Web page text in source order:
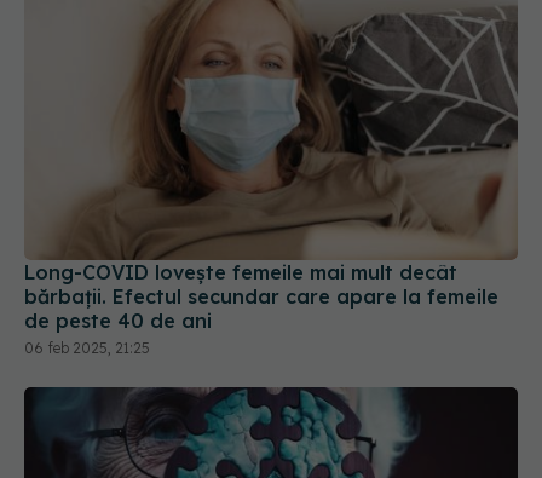
Long-COVID lovește femeile mai mult decât
bărbații. Efectul secundar care apare la femeile
de peste 40 de ani
06 feb 2025, 21:25